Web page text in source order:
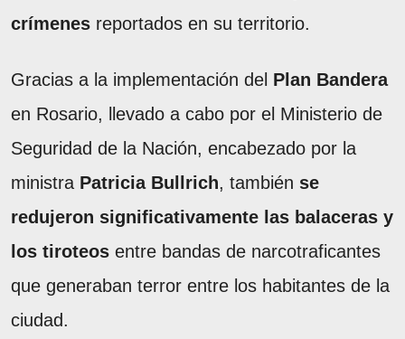
crímenes reportados en su territorio.
Gracias a la implementación del Plan Bandera
en Rosario, llevado a cabo por el Ministerio de
Seguridad de la Nación, encabezado por la
ministra Patricia Bullrich, también se
redujeron significativamente las balaceras y
los tiroteos entre bandas de narcotraficantes
que generaban terror entre los habitantes de la
ciudad.